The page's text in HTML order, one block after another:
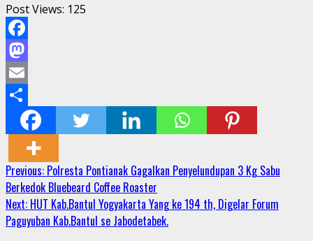
Post Views: 125
Facebook
Mastodon
Email
Share
Continue
Reading
Previous: Polresta Pontianak Gagalkan Penyelundupan 3 Kg Sabu
Berkedok Bluebeard Coffee Roaster
Next: HUT Kab.Bantul Yogyakarta Yang ke 194 th, Digelar Forum
Paguyuban Kab.Bantul se Jabodetabek.